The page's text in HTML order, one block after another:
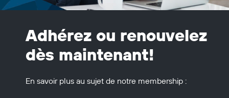
Adhérez ou renouvelez
dès maintenant!
En savoir plus au sujet de notre membership :